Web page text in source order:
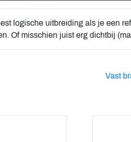
logische uitbreiding als je een
Of misschien juist erg dichtbij
Vast